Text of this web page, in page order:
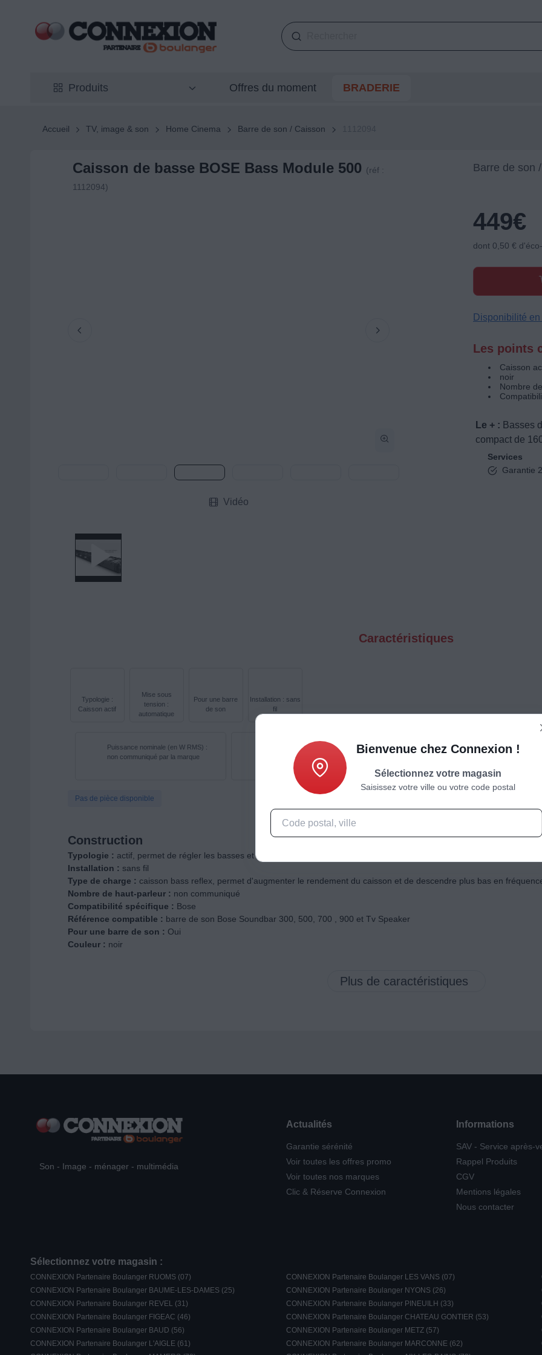
Produits Offres du moment BRADERIE
Accueil TV, image & son Home Cinema Barre de son / Caisson
Caisson de basse BOSE Bass Module 500 (réf :
1112094)
Barre de son
Vidéo
449€
dont 0,50 €
Disponibilité
Les points
Caisson
noir
Nombre
Le + : Basses
compact de
Services
Garantie
Caractéristiques
Typologie :
Caisson actif
Mise sous
tension :
automatique
Pour une barre
de son
Installation : sans
fil
Puissance nominale (en W RMS) :
non communiqué par la marque
Réponse en fréquence : Non
communiquée
Nombre de haut-parleur : non
Pas de pièce disponible
Construction
Typologie : actif, permet de régler les basses et de gagner en puissance et en dynamique grâce à un filtre et un
Installation : sans fil
Type de charge : caisson bass reflex, permet d'augmenter le rendement du caisson et de descendre plus bas en
Nombre de haut-parleur : non communiqué
Compatibilité spécifique : Bose
Référence compatible : barre de son Bose Soundbar 300, 500, 700 , 900 et Tv Speaker
Pour une barre de son : Oui
Couleur : noir
Son - Image - ménager - multimédia
Actualités
Garantie sérénité
Voir toutes les offres promo
Voir toutes nos marques
Clic & Réserve Connexion
Informations
SAV - Service après-
Rappel Produits
CGV
Mentions légales
Nous contacter
Sélectionnez votre magasin :
CONNEXION Partenaire Boulanger RUOMS (07) CONNEXION Partenaire Boulanger LES VANS (07)
CONNEXION Partenaire Boulanger BAUME-LES-DAMES (25)
CONNEXION Partenaire Boulanger NYONS (26)
CONNEXION Partenaire Boulanger REVEL (31)
CONNEXION Partenaire Boulanger PINEUILH (33)
CONNEXION Partenaire Boulanger FIGEAC (46)
CONNEXION Partenaire Boulanger CHATEAU GONTIER (53)
CONNEXION Partenaire Boulanger BAUD (56)
CONNEXION Partenaire Boulanger METZ (57)
CONNEXION Partenaire Boulanger L'AIGLE (61)
CONNEXION Partenaire Boulanger MARCONNE (62)
Bienvenue chez Connexion !
Sélectionnez votre magasin
Saisissez votre ville ou votre code postal